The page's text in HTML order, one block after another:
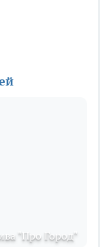
"Про Город"